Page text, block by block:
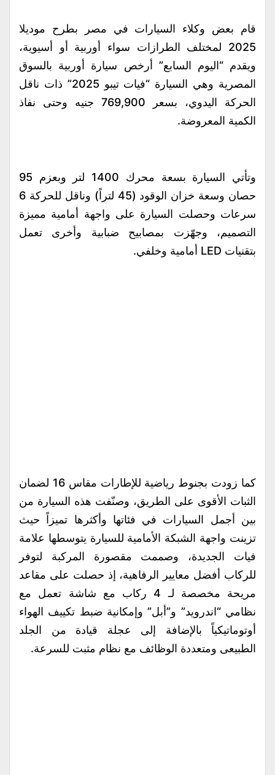
قام بعض وكلاء السيارات في مصر بطرح موديلا
2025 لمختلف الطرازات سواء أوربية أو أسيوية،
ويقدم “اليوم السابع” أرخص سيارة أوربية بالسوق
المصرية وهي السيارة “فيات تيبو 2025” ذات ناقل
الحركة اليدوي، بسعر 769,900 جنيه وحتى نفاذ
الكمية المعروضة.
وتأتي السيارة بسعة محرك 1400 لتر وبعزم 95
حصان وسعة خزان الوقود (45 لتراً) وناقل للحركة 6
سرعات وحصلت السيارة على واجهة أمامية مميزة
التصميم، وجهّزت بمصابيح ضبابية وأخرى تعمل
بتقنيات LED أمامية وخلفي.
كما زودت بجنوط رياضية للإطارات مقاس 16 لضمان
الثبات الأقوى على الطريق، وصنّفت هذه السيارة من
بين أجمل السيارات في فئاتها وأكثرها تميزاً حيث
تزينت واجهة الشبكة الأمامية للسيارة يتوسطها علامة
فيات الجديدة، وصممت مقصورة المركبة لتوفر
للركاب أفضل معايير الرفاهية، إذ حصلت على مقاعد
مريحة مخصصة لـ 4 ركاب مع شاشة تعمل مع
نظامي “اندرويد” و”أبل” وإمكانية ضبط تكييف الهواء
أوتوماتيكياً بالإضافة إلى عجلة قيادة من الجلد
الطبيعى ومتعددة الوظائف مع نظام مثبت للسرعة.